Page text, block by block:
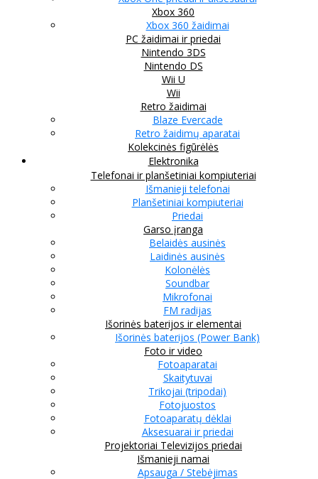
Xbox 360
Xbox 360 žaidimai
PC žaidimai ir priedai
Nintendo 3DS
Nintendo DS
Wii U
Wii
Retro žaidimai
Blaze Evercade
Retro žaidimų aparatai
Kolekcinės figūrėlės
Elektronika
Telefonai ir planšetiniai kompiuteriai
Išmanieji telefonai
Planšetiniai kompiuteriai
Priedai
Garso įranga
Belaidės ausinės
Laidinės ausinės
Kolonėlės
Soundbar
Mikrofonai
FM radijas
Išorinės baterijos ir elementai
Išorinės baterijos (Power Bank)
Foto ir video
Fotoaparatai
Skaitytuvai
Trikojai (tripodai)
Fotojuostos
Fotoaparatų dėklai
Aksesuarai ir priedai
Projektoriai Televizijos priedai
Išmanieji namai
Apsauga / Stebėjimas